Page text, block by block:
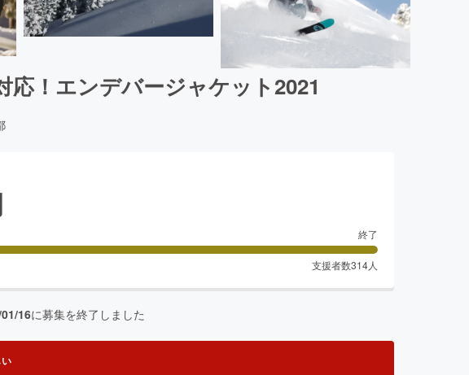
！エンデバージャケット2021
終了
支援者数314人
16に募集を終了しました